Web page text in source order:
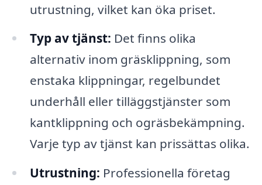
utrustning, vilket kan öka priset.
Typ av tjänst: Det finns olika
alternativ inom gräsklippning, som
enstaka klippningar, regelbundet
underhåll eller tilläggstjänster som
kantklippning och ogräsbekämpning.
Varje typ av tjänst kan prissättas olika.
Utrustning: Professionella företag